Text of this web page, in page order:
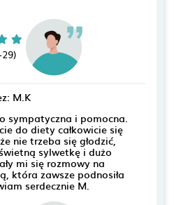
M.K
sympatyczna i pomocna.
do diety całkowicie się
nie trzeba się głodzić,
sylwetkę i dużo
mi się rozmowy na
która zawsze podnosiła
serdecznie M.